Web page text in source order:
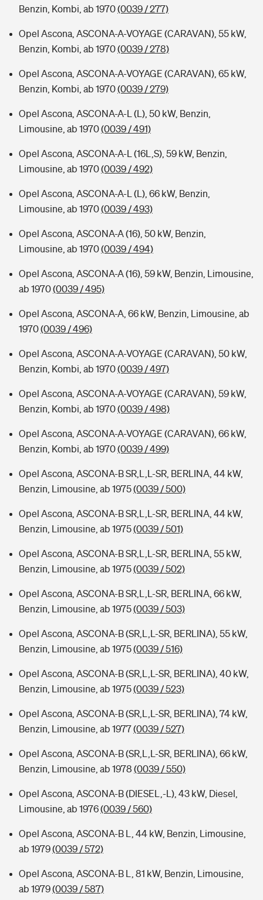
Benzin, Kombi, ab 1970(0039 / 277)
Opel Ascona, ASCONA-A-VOYAGE (CARAVAN), 55 kW,
Benzin, Kombi, ab 1970(0039 / 278)
Opel Ascona, ASCONA-A-VOYAGE (CARAVAN), 65 kW,
Benzin, Kombi, ab 1970(0039 / 279)
Opel Ascona, ASCONA-A-L (L), 50 kW, Benzin,
Limousine, ab 1970(0039 / 491)
Opel Ascona, ASCONA-A-L (16L,S), 59 kW, Benzin,
Limousine, ab 1970(0039 / 492)
Opel Ascona, ASCONA-A-L (L), 66 kW, Benzin,
Limousine, ab 1970(0039 / 493)
Opel Ascona, ASCONA-A (16), 50 kW, Benzin,
Limousine, ab 1970(0039 / 494)
Opel Ascona, ASCONA-A (16), 59 kW, Benzin, Limousine,
ab 1970(0039 / 495)
Opel Ascona, ASCONA-A, 66 kW, Benzin, Limousine, ab
1970(0039 / 496)
Opel Ascona, ASCONA-A-VOYAGE (CARAVAN), 50 kW,
Benzin, Kombi, ab 1970(0039 / 497)
Opel Ascona, ASCONA-A-VOYAGE (CARAVAN), 59 kW,
Benzin, Kombi, ab 1970(0039 / 498)
Opel Ascona, ASCONA-A-VOYAGE (CARAVAN), 66 kW,
Benzin, Kombi, ab 1970(0039 / 499)
Opel Ascona, ASCONA-B SR,L,L-SR, BERLINA, 44 kW,
Benzin, Limousine, ab 1975(0039 / 500)
Opel Ascona, ASCONA-B SR,L,L-SR, BERLINA, 44 kW,
Benzin, Limousine, ab 1975(0039 / 501)
Opel Ascona, ASCONA-B SR,L,L-SR, BERLINA, 55 kW,
Benzin, Limousine, ab 1975(0039 / 502)
Opel Ascona, ASCONA-B SR,L,L-SR, BERLINA, 66 kW,
Benzin, Limousine, ab 1975(0039 / 503)
Opel Ascona, ASCONA-B (SR,L,L-SR, BERLINA), 55 kW,
Benzin, Limousine, ab 1975(0039 / 516)
Opel Ascona, ASCONA-B (SR,L,L-SR, BERLINA), 40 kW,
Benzin, Limousine, ab 1975(0039 / 523)
Opel Ascona, ASCONA-B (SR,L,L-SR, BERLINA), 74 kW,
Benzin, Limousine, ab 1977(0039 / 527)
Opel Ascona, ASCONA-B (SR,L,L-SR, BERLINA), 66 kW,
Benzin, Limousine, ab 1978 (0039 / 550)
Opel Ascona, ASCONA-B (DIESEL,-L), 43 kW, Diesel,
Limousine, ab 1976(0039 / 560)
Opel Ascona, ASCONA-B L, 44 kW, Benzin, Limousine,
ab 1979(0039 / 572)
Opel Ascona, ASCONA-B L, 81 kW, Benzin, Limousine,
ab 1979(0039 / 587)